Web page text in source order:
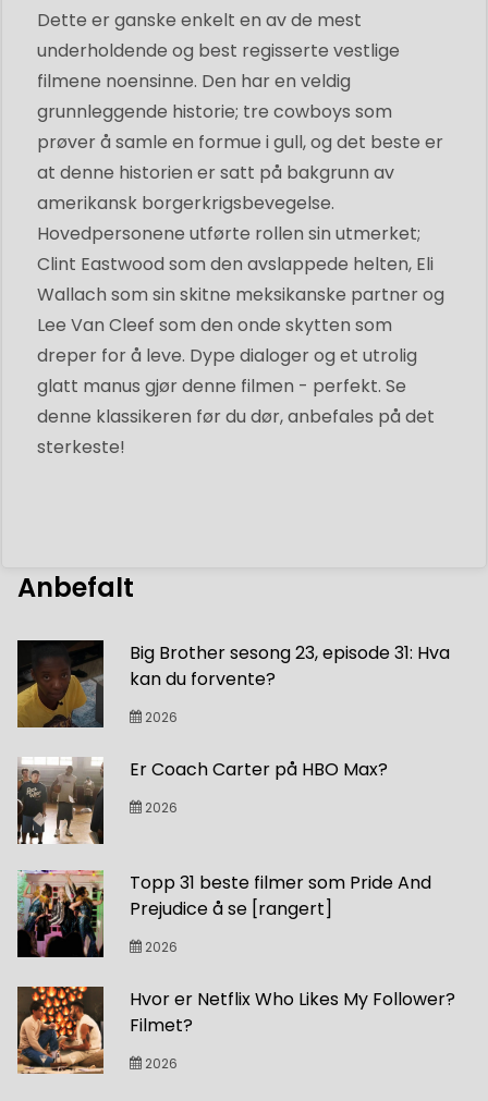
Dette er ganske enkelt en av de mest
underholdende og best regisserte vestlige
filmene noensinne. Den har en veldig
grunnleggende historie; tre cowboys som
prøver å samle en formue i gull, og det beste er
at denne historien er satt på bakgrunn av
amerikansk borgerkrigsbevegelse.
Hovedpersonene utførte rollen sin utmerket;
Clint Eastwood som den avslappede helten, Eli
Wallach som sin skitne meksikanske partner og
Lee Van Cleef som den onde skytten som
dreper for å leve. Dype dialoger og et utrolig
glatt manus gjør denne filmen - perfekt. Se
denne klassikeren før du dør, anbefales på det
sterkeste!
Anbefalt
Big Brother sesong 23, episode 31: Hva
kan du forvente?
2026
Er Coach Carter på HBO Max?
2026
Topp 31 beste filmer som Pride And
Prejudice å se [rangert]
2026
Hvor er Netflix Who Likes My Follower?
Filmet?
2026